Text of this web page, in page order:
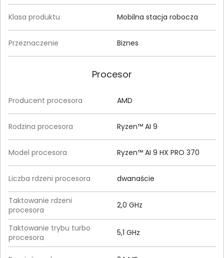
Klasa produktu Mobilna stacja robocza
Przeznaczenie Biznes
Procesor
Producent procesora AMD
Rodzina procesora Ryzen™ AI 9
Model procesora Ryzen™ AI 9 HX PRO 370
Liczba rdzeni procesora dwanaście
Taktowanie rdzeni
procesora
2,0 GHz
Taktowanie trybu turbo
procesora
5,1 GHz